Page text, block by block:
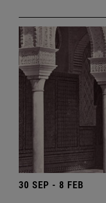
30 SEP - 8 FEB